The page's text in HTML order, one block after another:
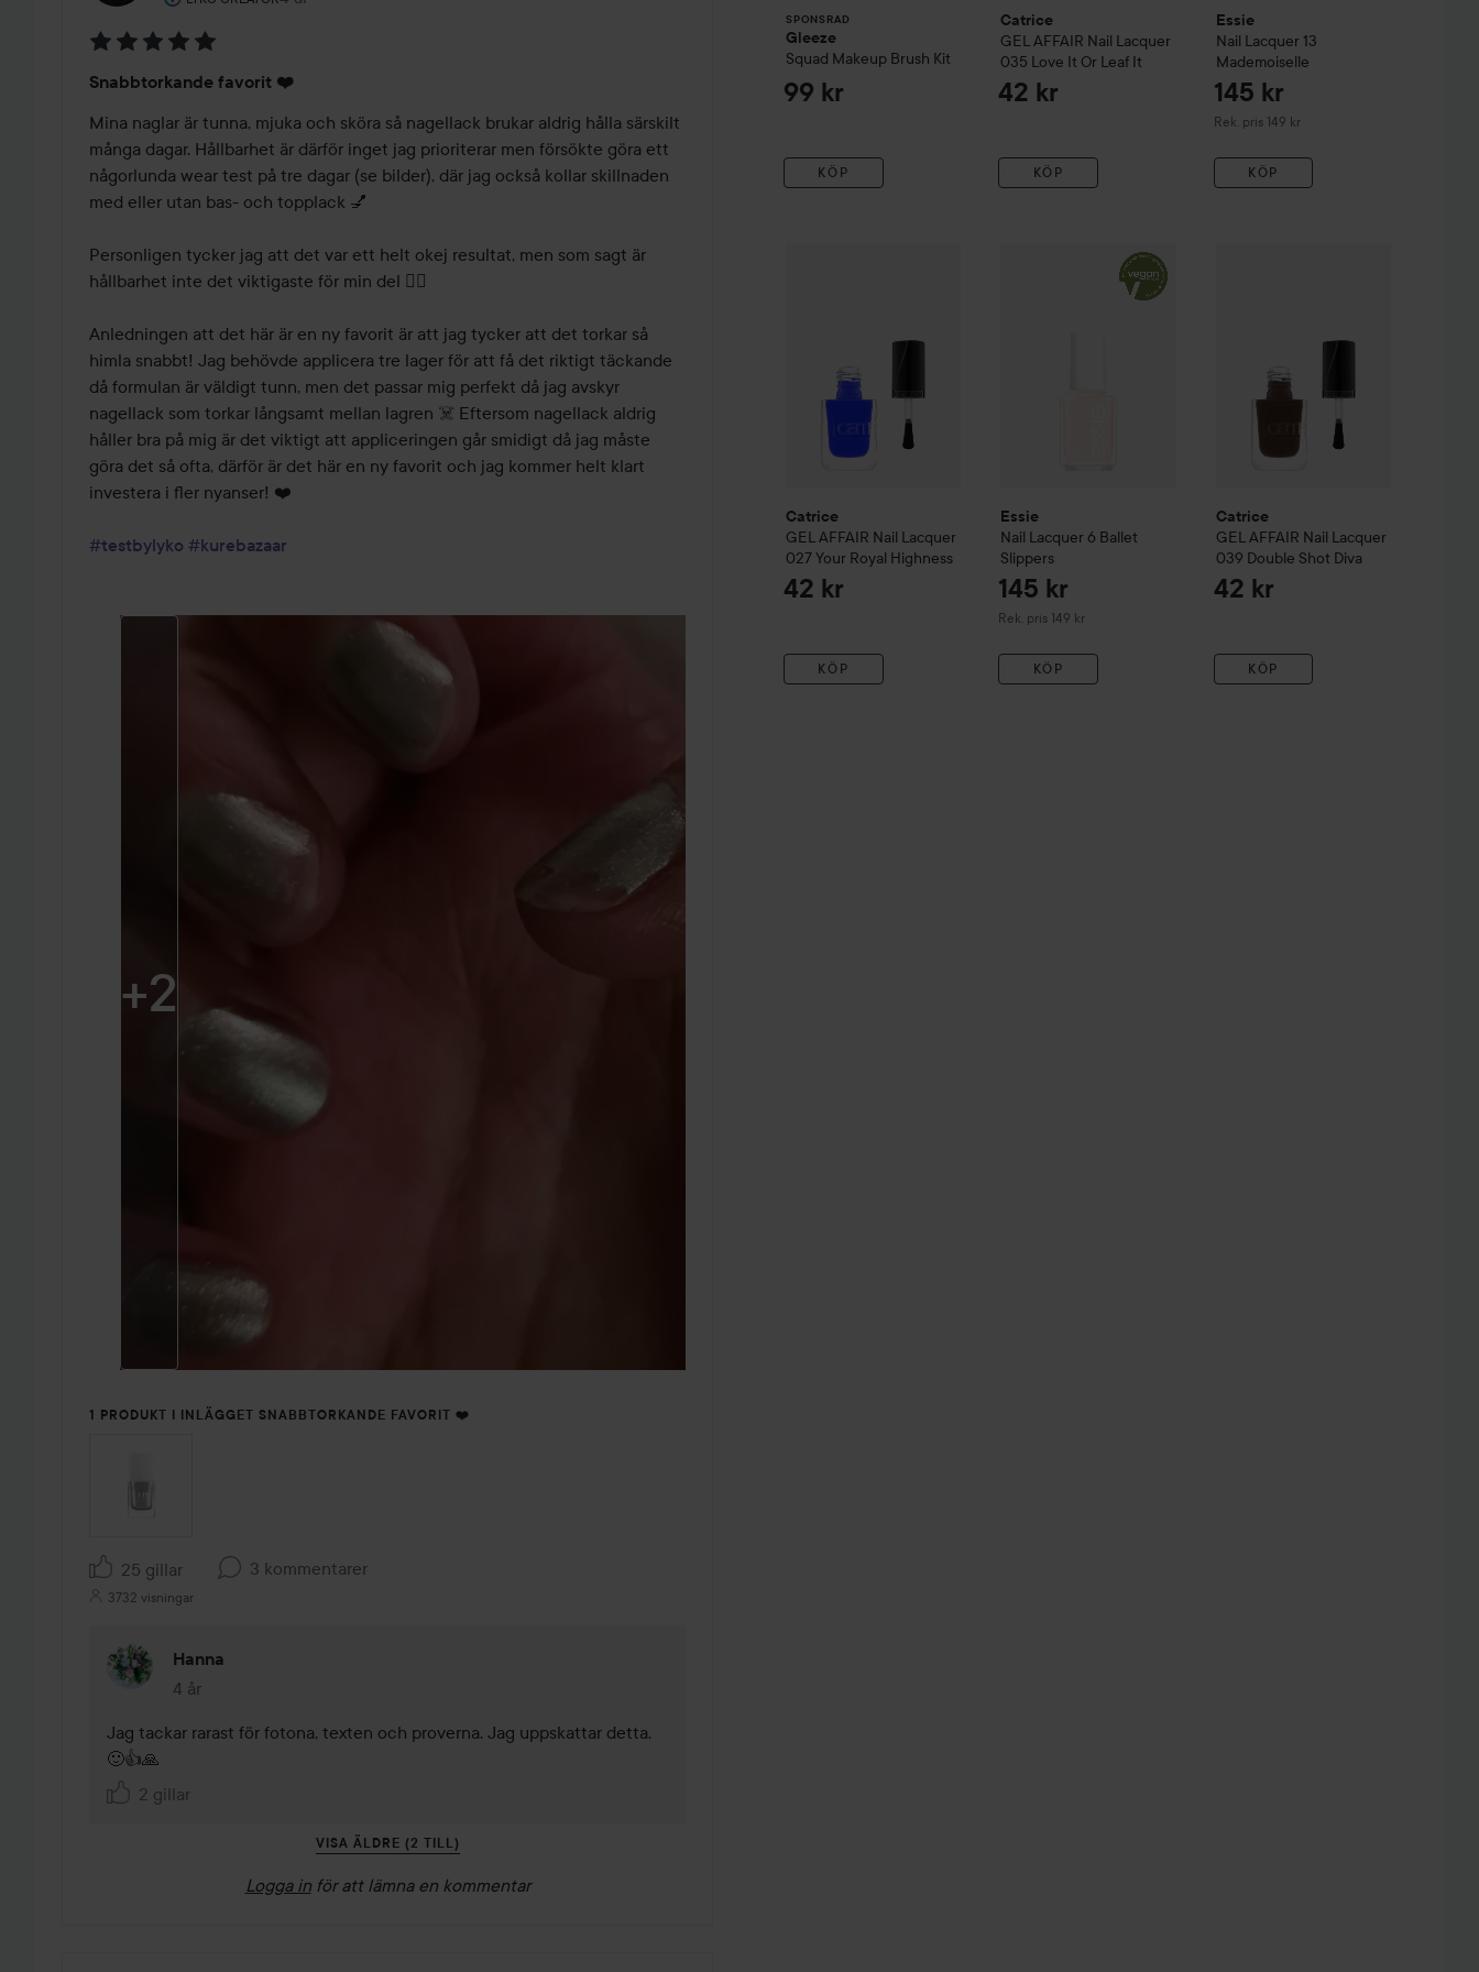
5
av
5
Snabbtorkande favorit ❤️
Mina naglar är tunna, mjuka och sköra så nagellack brukar aldrig hålla särskilt
många dagar. Hållbarhet är därför inget jag prioriterar men försökte göra ett
någorlunda wear test på tre dagar (se bilder), där jag också kollar skillnaden
med eller utan bas- och topplack 💅
Personligen tycker jag att det var ett helt okej resultat, men som sagt är
hållbarhet inte det viktigaste för min del 🤷‍♀️
Anledningen att det här är en ny favorit är att jag tycker att det torkar så
himla snabbt! Jag behövde applicera tre lager för att få det riktigt täckande
då formulan är väldigt tunn, men det passar mig perfekt då jag avskyr
nagellack som torkar långsamt mellan lagren ☠️ Eftersom nagellack aldrig
håller bra på mig är det viktigt att appliceringen går smidigt då jag måste
göra det så ofta, därför är det här en ny favorit och jag kommer helt klart
investera i fler nyanser! ❤️
#testbylyko #kurebazaar
+2
1 PRODUKT I INLÄGGET SNABBTORKANDE FAVORIT ❤️
25 gillar 3 kommentarer
3732 visningar
Hanna
4 år
Kommentaren lades 4 år
Jag tackar rarast för fotona, texten och proverna. Jag uppskattar detta.
🙂👍🙏
2 gillar
VISA ÄLDRE (2 TILL)
Logga in för att lämna en kommentar
SPONSRAD
Gleeze
Squad Makeup Brush Kit
99 kr
KÖP
Catrice
GEL AFFAIR Nail Lacquer
035 Love It Or Leaf It
42 kr
KÖP
Essie
Nail Lacquer 13
Mademoiselle
145 kr
Rek. pris 149 kr
Rekommenderat pris 149 kr
KÖP
Catrice
GEL AFFAIR Nail Lacquer
027 Your Royal Highness
42 kr
KÖP
027 Your Royal Highness
Essie
Nail Lacquer 6 Ballet
Slippers
145 kr
Rek. pris 149 kr
Rekommenderat pris 149 kr
KÖP
Nail Lacquer6 Ballet Slippers
Catrice
GEL AFFAIR Nail Lacquer
039 Double Shot Diva
42 kr
KÖP